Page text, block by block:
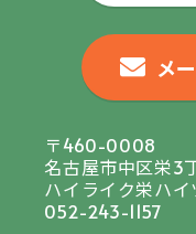
メ
〒460-0008
名古屋市中区栄3
ハイライク栄ハイ
052-243-1157